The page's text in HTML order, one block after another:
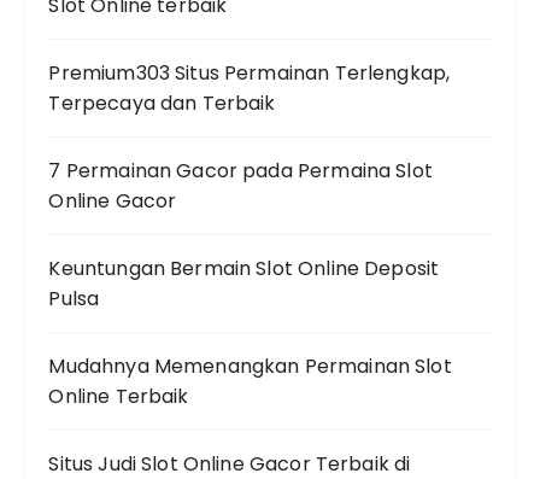
Premium303 Situs Permainan Terlengkap,
Terpecaya dan Terbaik
7 Permainan Gacor pada Permaina Slot
Online Gacor
Keuntungan Bermain Slot Online Deposit
Pulsa
Mudahnya Memenangkan Permainan Slot
Online Terbaik
Situs Judi Slot Online Gacor Terbaik di